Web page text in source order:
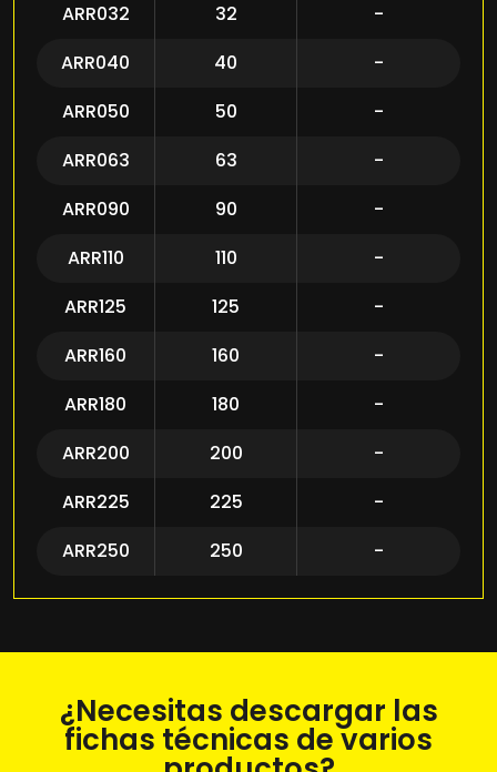
ARR032 32
-
ARR040
40
-
ARR050
50
-
ARR063
63
-
ARR090
90
-
ARR110
110
-
ARR125
125
-
ARR160
160
-
ARR180
180
-
ARR200
200
-
ARR225
225
-
ARR250
250 -
¿Necesitas descargar las
fichas técnicas de varios